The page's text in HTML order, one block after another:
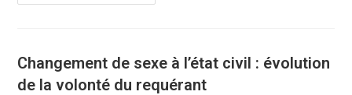
Changement de sexe à l’état civil : évolution
de la volonté du requérant